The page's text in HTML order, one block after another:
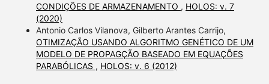
CONDIÇÕES DE ARMAZENAMENTO , HOLOS: v. 7
(2020)
Antonio Carlos Vilanova, Gilberto Arantes Carrijo,
OTIMIZAÇÃO USANDO ALGORITMO GENÉTICO DE UM
MODELO DE PROPAGÇÃO BASEADO EM EQUAÇÕES
PARABÓLICAS , HOLOS: v. 6 (2012)